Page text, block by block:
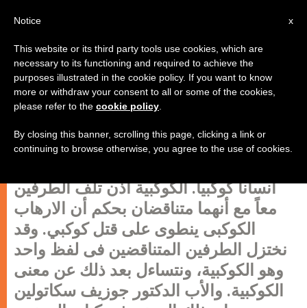
رؤيتى لـ «القرن الحادى والعشرين»
كوكبية الإنسان
انساناً كوكبياً. الكوكبية اذن تلف الطرفين
معاً مع أنهما متناقضان بحكم أن الارهاب
الكوكبى ينطوى على قتل كوكبي. وقد
نختزل الطرفين المتناقضين فى لفظ واحد
وهو الكوكبية، ونتساءل بعد ذلك عن معنى
الكوكبية. والأب الدكتور جوزيف سكاتولين
x
Notice
This website or its third party tools use cookies, which are
necessary to its functioning and required to achieve the
purposes illustrated in the cookie policy. If you want to know
more or withdraw your consent to all or some of the cookies,
please refer to the cookie policy
By closing this banner, scrolling this page, clicking a link or
continuing to browse otherwise, you agree to the use of cookies.